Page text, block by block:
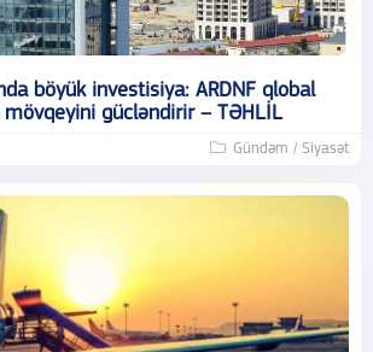
böyük investisiya: ARDNF qlobal
mövqeyini gücləndirir – TƏHLİL
Gündəm / Siyasət